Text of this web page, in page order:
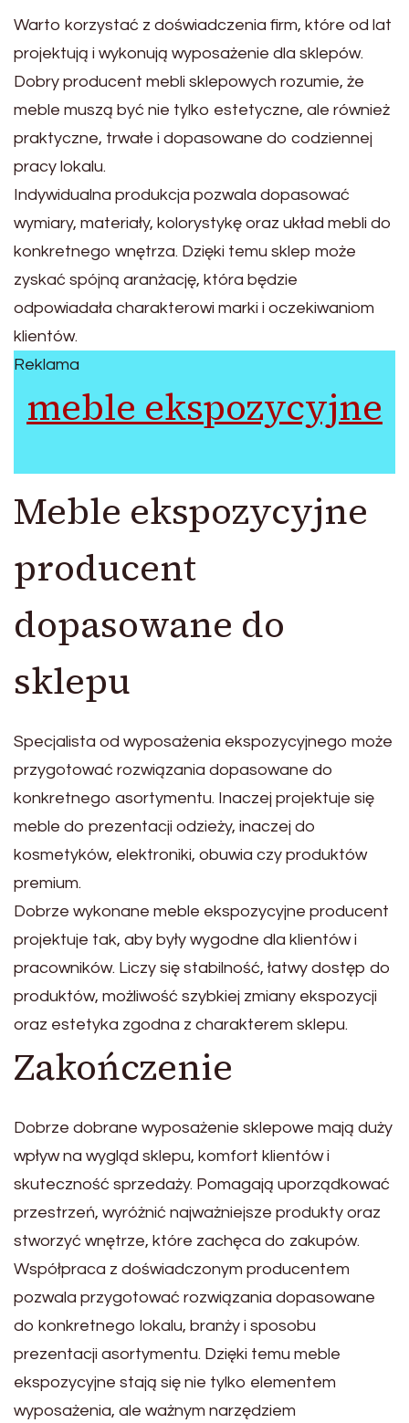
Warto korzystać z doświadczenia firm, które od lat
projektują i wykonują wyposażenie dla sklepów.
Dobry producent mebli sklepowych rozumie, że
meble muszą być nie tylko estetyczne, ale również
praktyczne, trwałe i dopasowane do codziennej
pracy lokalu.
Indywidualna produkcja pozwala dopasować
wymiary, materiały, kolorystykę oraz układ mebli do
konkretnego wnętrza. Dzięki temu sklep może
zyskać spójną aranżację, która będzie
odpowiadała charakterowi marki i oczekiwaniom
klientów.
Reklama
meble ekspozycyjne
Meble ekspozycyjne
producent
dopasowane do
sklepu
Specjalista od wyposażenia ekspozycyjnego może
przygotować rozwiązania dopasowane do
konkretnego asortymentu. Inaczej projektuje się
meble do prezentacji odzieży, inaczej do
kosmetyków, elektroniki, obuwia czy produktów
premium.
Dobrze wykonane meble ekspozycyjne producent
projektuje tak, aby były wygodne dla klientów i
pracowników. Liczy się stabilność, łatwy dostęp do
produktów, możliwość szybkiej zmiany ekspozycji
oraz estetyka zgodna z charakterem sklepu.
Zakończenie
Dobrze dobrane wyposażenie sklepowe mają duży
wpływ na wygląd sklepu, komfort klientów i
skuteczność sprzedaży. Pomagają uporządkować
przestrzeń, wyróżnić najważniejsze produkty oraz
stworzyć wnętrze, które zachęca do zakupów.
Współpraca z doświadczonym producentem
pozwala przygotować rozwiązania dopasowane
do konkretnego lokalu, branży i sposobu
prezentacji asortymentu. Dzięki temu meble
ekspozycyjne stają się nie tylko elementem
wyposażenia, ale ważnym narzędziem